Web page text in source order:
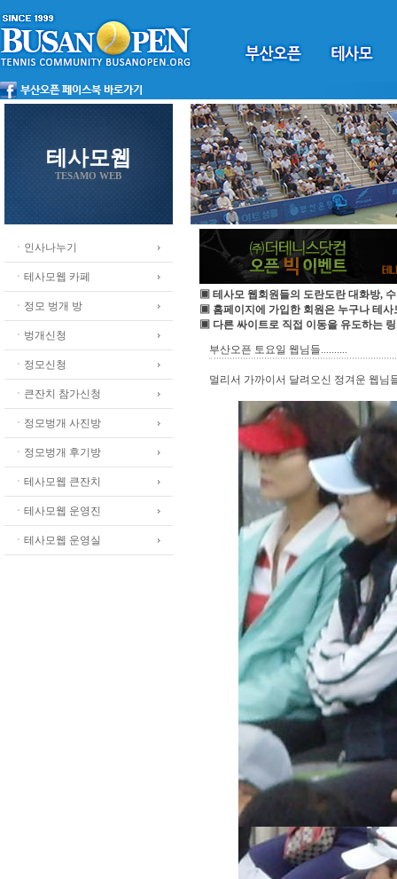
테사모웹
TESAMO WEB
ㆍ인사나누기
ㆍ테사모웹 카페
ㆍ정모 벙개 방
ㆍ벙개신청
ㆍ정모신청
ㆍ큰잔치 참가신청
ㆍ정모벙개 사진방
ㆍ정모벙개 후기방
ㆍ테사모웹 큰잔치
ㆍ테사모웹 운영진
ㆍ테사모웹 운영실
▣ 테사모 웹회원들의 도란도란 대화방,
▣ 홈페이지에 가입한 회원은 누구나 테사
▣ 다른 싸이트로 직접 이동을 유도하는
부산오픈 토요일 웹님들..........
멀리서 가까이서 달려오신 정겨운 웹님